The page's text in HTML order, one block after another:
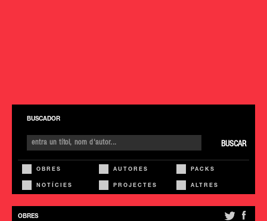
BUSCADOR
BUSCAR
OBRES AUTORES PACKS
NOTÍCIES PROJECTES ALTRES
OBRES